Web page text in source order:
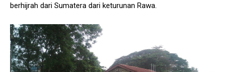
berhijrah dari Sumatera dari keturunan Rawa.